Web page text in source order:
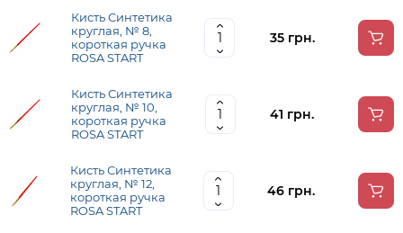
Кисть Синтетика
круглая, № 8,
короткая ручка
ROSA START
35 грн.
Кисть Синтетика
круглая, № 10,
короткая ручка
ROSA START
41 грн.
Кисть Синтетика
круглая, № 12,
короткая ручка
ROSA START
46 грн.